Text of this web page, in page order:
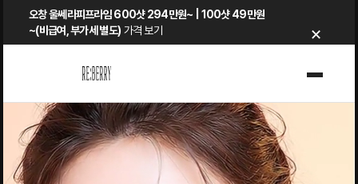
오창 울쎄라피프라임 600샷 294만원~ | 100샷 49만원
~(비급여, 부가세 별도) 가격 보기 ×